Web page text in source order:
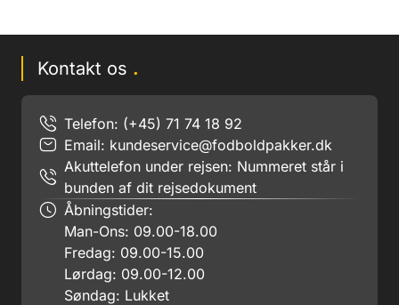
Kontakt os .
Telefon: (+45) 71 74 18 92
Email: kundeservice@fodboldpakker.dk
Akuttelefon under rejsen: Nummeret står i
bunden af dit rejsedokument
Åbningstider:
Man-Ons: 09.00-18.00
Fredag: 09.00-15.00
Lørdag: 09.00-12.00
Søndag: Lukket